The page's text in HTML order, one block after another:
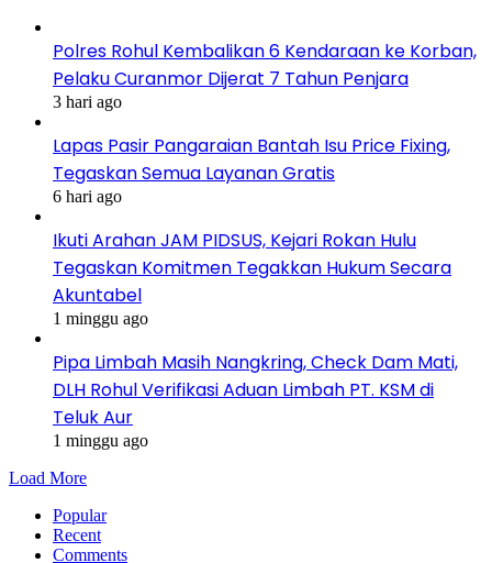
Polres Rohul Kembalikan 6 Kendaraan ke Korban,
Pelaku Curanmor Dijerat 7 Tahun Penjara
3 hari ago
Lapas Pasir Pangaraian Bantah Isu Price Fixing,
Tegaskan Semua Layanan Gratis
6 hari ago
Ikuti Arahan JAM PIDSUS, Kejari Rokan Hulu
Tegaskan Komitmen Tegakkan Hukum Secara
Akuntabel
1 minggu ago
Pipa Limbah Masih Nangkring, Check Dam Mati,
DLH Rohul Verifikasi Aduan Limbah PT. KSM di
Teluk Aur
1 minggu ago
Load More
Popular
Recent
Comments